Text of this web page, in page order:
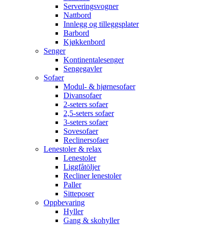
Serveringsvogner
Nattbord
Innlegg og tilleggsplater
Barbord
Kjøkkenbord
Senger
Kontinentalesenger
Sengegavler
Sofaer
Modul- & hjørnesofaer
Divansofaer
2-seters sofaer
2,5-seters sofaer
3-seters sofaer
Sovesofaer
Reclinersofaer
Lenestoler & relax
Lenestoler
Liggfåtöljer
Recliner lenestoler
Paller
Sitteposer
Oppbevaring
Hyller
Gang & skohyller